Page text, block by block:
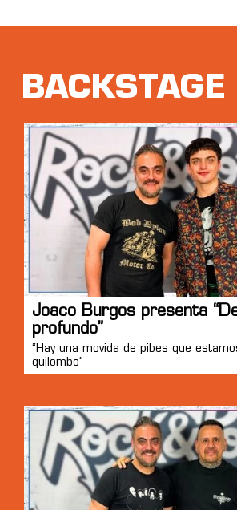
BACKSTAGE
Joaco Burgos presenta
profundo”
“Hay una movida de pibes que
quilombo”